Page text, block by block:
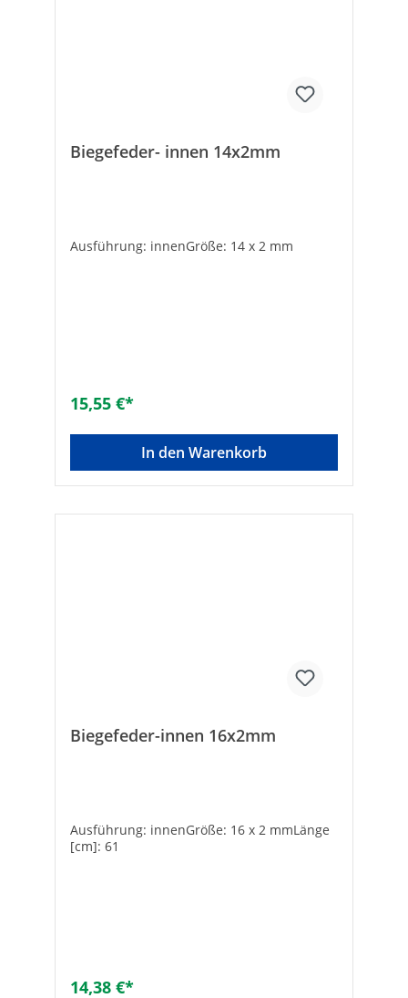
Biegefeder- innen 14x2mm
Ausführung: innenGröße: 14 x 2 mm
15,55 €*
In den Warenkorb
Biegefeder-innen 16x2mm
Ausführung: innenGröße: 16 x 2 mmLänge
[cm]: 61
14,38 €*